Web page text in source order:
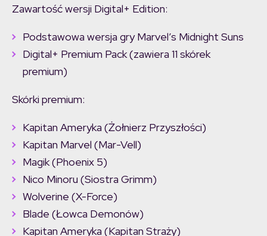
Zawartość wersji Digital+ Edition:
Podstawowa wersja gry Marvel’s Midnight Suns
Digital+ Premium Pack (zawiera 11 skórek
premium)
Skórki premium:
Kapitan Ameryka (Żołnierz Przyszłości)
Kapitan Marvel (Mar-Vell)
Magik (Phoenix 5)
Nico Minoru (Siostra Grimm)
Wolverine (X-Force)
Blade (Łowca Demonów)
Kapitan Ameryka (Kapitan Straży)